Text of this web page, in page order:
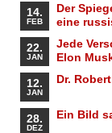
14.
FEB
Der
eine
22.
JAN
Jede
Elon
12.
JAN
Dr.
28.
DEZ
Ein Bild